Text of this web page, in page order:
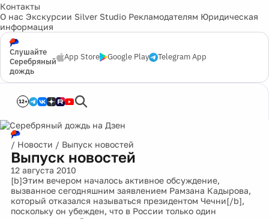
Контакты
О нас Экскурсии Silver Studio Рекламодателям Юридическая
информация
Слушайте
Серебряный
дождь
App Store Google Play Telegram App
12+
/ Новости / Выпуск новостей
Выпуск новостей
12 августа 2010
[b]Этим вечером началось активное обсуждение,
вызванное сегодняшним заявлением Рамзана Кадырова,
который отказался называться президентом Чечни[/b],
поскольку он убежден, что в России только один